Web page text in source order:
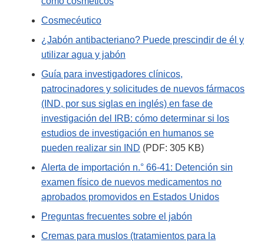
Cosmecéutico
¿Jabón antibacteriano? Puede prescindir de él y
utilizar agua y jabón
Guía para investigadores clínicos,
patrocinadores y solicitudes de nuevos fármacos
(IND, por sus siglas en inglés) en fase de
investigación del IRB: cómo determinar si los
estudios de investigación en humanos se
pueden realizar sin IND (PDF: 305 KB)
Alerta de importación n.° 66-41: Detención sin
examen físico de nuevos medicamentos no
aprobados promovidos en Estados Unidos
Preguntas frecuentes sobre el jabón
Cremas para muslos (tratamientos para la